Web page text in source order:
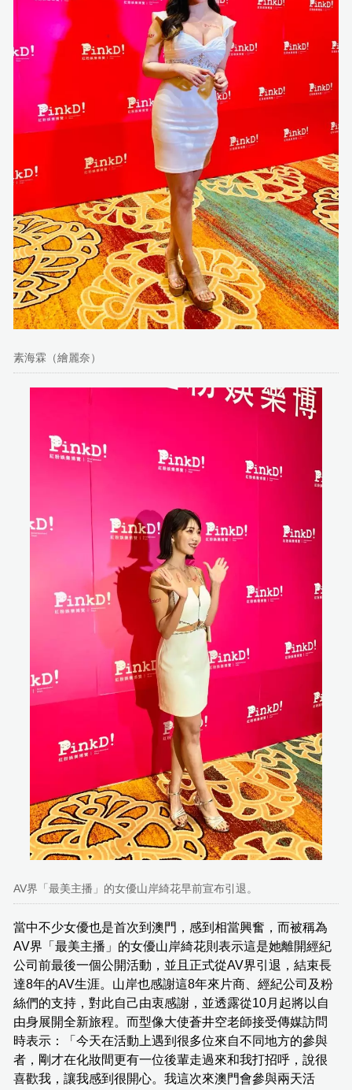
素海霖（繪麗奈）
AV界「最美主播」的女優山岸綺花早前宣布引退。
當中不少女優也是首次到澳門，感到相當興奮，而被稱為
AV界「最美主播」的女優山岸綺花則表示這是她離開經紀
公司前最後一個公開活動，並且正式從AV界引退，結束長
達8年的AV生涯。山岸也感謝這8年來片商、經紀公司及粉
絲們的支持，對此自己由衷感謝，並透露從10月起將以自
由身展開全新旅程。而型像大使蒼井空老師接受傳媒訪問
時表示：「今天在活動上遇到很多位來自不同地方的參與
者，剛才在化妝間更有一位後輩走過來和我打招呼，說很
喜歡我，讓我感到很開心。我這次來澳門會參與兩天活